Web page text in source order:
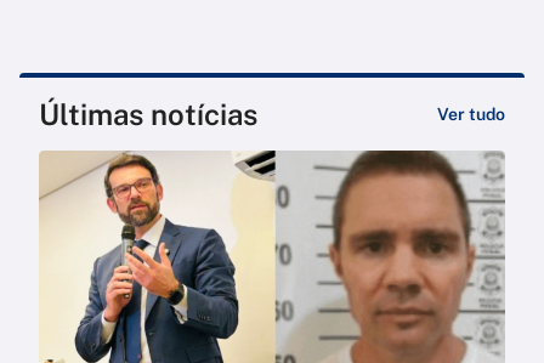
Últimas notícias Ver tudo